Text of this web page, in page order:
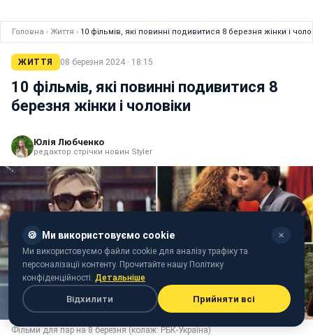
Головна › Життя › 10 фільмів, які повинні подивитися 8 березня жінки і
ЖИТТЯ 08 березня 2024 · 18:15
10 фільмів, які повинні подивитися 8
березня жінки і чоловіки
Юлія Любченко
редактор стрічки новин Styler
Фільми для пар на 8 березня (колаж: РБК-Україна)
🍪 Ми використовуємо cookie ✕
Ми використовуємо файли cookie для аналізу трафіку та
персоналізації контенту. Прочитайте нашу Політику
конфіденційності. Детальніше
Відхилити Прийняти всі